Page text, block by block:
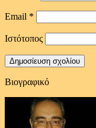
Email *
Ιστότοπος
Βιογραφικό